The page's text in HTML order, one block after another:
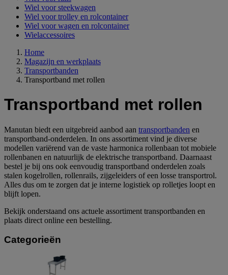
Wiel voor steekwagen
Wiel voor trolley en rolcontainer
Wiel voor wagen en rolcontainer
Wielaccessoires
Home
Magazijn en werkplaats
Transportbanden
Transportband met rollen
Transportband met rollen
Manutan biedt een uitgebreid aanbod aan transportbanden en
transportband-onderdelen. In ons assortiment vind je diverse
modellen variërend van de vaste harmonica rollenbaan tot mobiele
rollenbanen en natuurlijk de elektrische transportband. Daarnaast
bestel je bij ons ook eenvoudig transportband onderdelen zoals
stalen kogelrollen, rollenrails, zijgeleiders of een losse transportrol.
Alles dus om te zorgen dat je interne logistiek op rolletjes loopt en
blijft lopen.
Bekijk onderstaand ons actuele assortiment transportbanden en
plaats direct online een bestelling.
Categorieën